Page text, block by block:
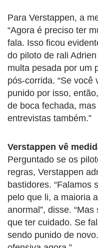
Para Verstappen, a
“Agora é preciso ter
fala. Isso ficou
do piloto de rali
multa pesada por um
pós-corrida. “Se você
punido por isso,
de boca fechada,
entrevistas também.”
Verstappen vê
Perguntado se os
regras, Verstappen
bastidores. “Falamos
pelo que li, a maioria
anormal”, disse.
que ter cuidado. Se
sendo punido de